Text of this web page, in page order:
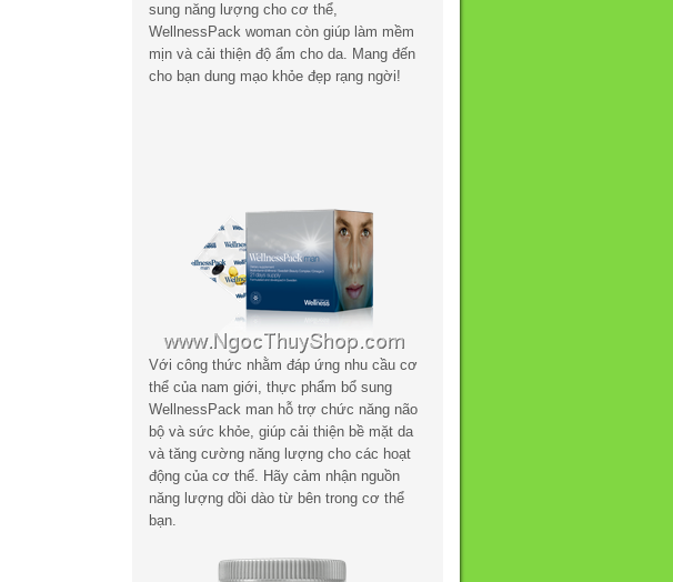
sung năng lượng cho cơ thể,
WellnessPack woman còn giúp làm mềm
mịn và cải thiện độ ẩm cho da. Mang đến
cho bạn dung mạo khỏe đẹp rạng ngời!
Với công thức nhằm đáp ứng nhu cầu cơ
thể của nam giới, thực phẩm bổ sung
WellnessPack man hỗ trợ chức năng não
bộ và sức khỏe, giúp cải thiện bề mặt da
và tăng cường năng lượng cho các hoạt
động của cơ thể. Hãy cảm nhận nguồn
năng lượng dồi dào từ bên trong cơ thể
bạn.